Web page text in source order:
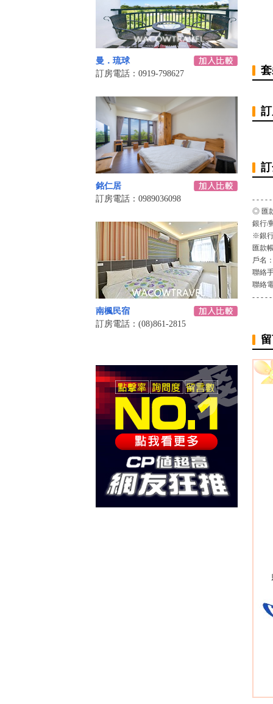
曼．琉球
訂房電話：0919-798627
銘仁居
訂房電話：0989036098
南楓民宿
訂房電話：(08)861-2815
- - - -
◎ 匯
銀行/
※銀
匯款
戶名
聯絡
聯絡
- - - -